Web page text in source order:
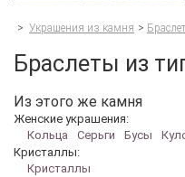
> Украшения из камня >
Браслеты из
Из этого же камня
Женские украшения:
Кольца
Серьги Бусы
Кристаллы:
Кристаллы